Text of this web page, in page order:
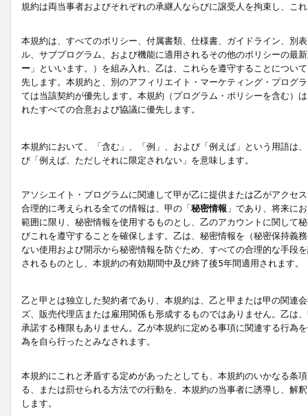
規約は両当事者およびそれぞれの承継人ならびに譲受人を拘束し、こ
本規約は、すべてのポリシー、付属書類、仕様書、ガイドライン、別
ル、サブプログラム、および機能に適用されるその他のポリシーの最
ー 」といいます。）を組み入れ、乙は、これらを遵守することにつ
先します。本規約と、別のアフィリエイト・マーケティング・プログ
ては当該契約が優先します。本規約（プログラム・ポリシーを含む）
れたすべての合意および協議に優先します。
本規約において、「含む」、「例」、および「例えば」という用語は
び「例えば、ただしそれに限定されない」を意味します。
アソシエイト・プログラムに関連して甲が乙に提供または乙がアクセ
合理的に考えられる全ての情報は、甲の「秘密情報 」であり、将来に
範囲に限り、秘密情報を使用するものとし、乙のアカウントに関して
びこれを遵守することを確保します。乙は、秘密情報を（秘密保持義
ない使用および開示から秘密情報を防ぐため、すべての合理的な手段
されるものとし、本規約の有効期間中及び終了後5年間適用されます。
乙と甲とは独立した契約者であり、本規約は、乙と甲または甲の関連
ズ、販売代理店または雇用関係も形成するものではありません。乙は
承諾する権限もありません。乙が本規約に定める事項に関連する行為
為を自ら行ったとみなされます。
本規約にこれと矛盾する定めがあったとしても、本規約のいかなる条
る、または罰せられる方法での行動を、本規約の当事者に誘導し、解
します。